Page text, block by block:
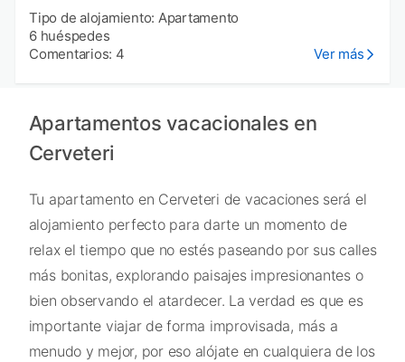
Tipo de alojamiento: Apartamento
6 huéspedes
Comentarios: 4
Ver más
Apartamentos vacacionales en
Cerveteri
Tu apartamento en Cerveteri de vacaciones será el
alojamiento perfecto para darte un momento de
relax el tiempo que no estés paseando por sus calles
más bonitas, explorando paisajes impresionantes o
bien observando el atardecer. La verdad es que es
importante viajar de forma improvisada, más a
menudo y mejor, por eso alójate en cualquiera de los